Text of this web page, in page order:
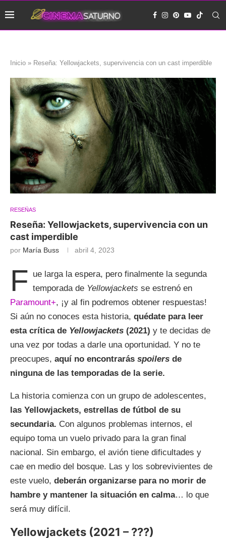
Inicio » Reseña: Yellowjackets, supervivencia con un cast imperdible
RESEÑAS
Reseña: Yellowjackets, supervivencia con un
cast imperdible
por María Buss abril 4, 2023
F ue larga la espera, pero finalmente la segunda
temporada de Yellowjackets se estrenó en
Paramount+, ¡y al fin podremos obtener respuestas!
Si aún no conoces esta historia, quédate para leer
esta crítica de Yellowjackets (2021) y te decidas de
una vez por todas a darle una oportunidad. Y no te
preocupes, aquí no encontrarás spoilers de
ninguna de las temporadas de la serie.
La historia comienza con un grupo de adolescentes,
las Yellowjackets, estrellas de fútbol de su
secundaria. Con algunos problemas internos, el
equipo toma un vuelo privado para la gran final
nacional. Sin embargo, el avión tiene dificultades y
cae en medio del bosque. Las y los sobrevivientes de
este vuelo, deberán organizarse para no morir de
hambre y mantener la situación en calma… lo que
será muy difícil.
Yellowjackets (2021 – ???)